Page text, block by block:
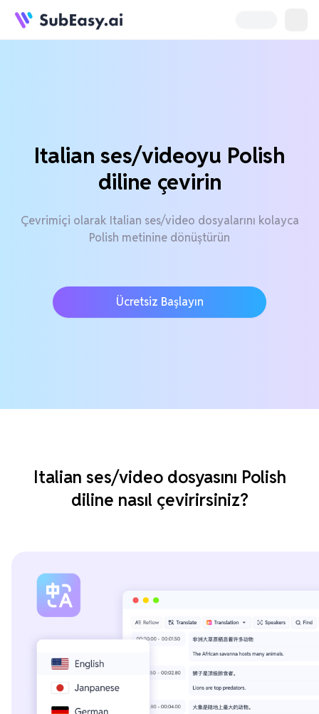
Italian ses/videoyu Polish
diline çevirin
Çevrimiçi olarak Italian ses/video dosyalarını kolayca
Polish metinine dönüştürün
Ücretsiz Başlayın
Italian ses/video dosyasını Polish
diline nasıl çevirirsiniz?